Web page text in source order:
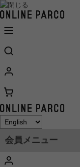
会員メニュー